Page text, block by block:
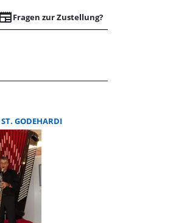
newspaperFragen zur Zustellung?
|
ST. GODEHARDI